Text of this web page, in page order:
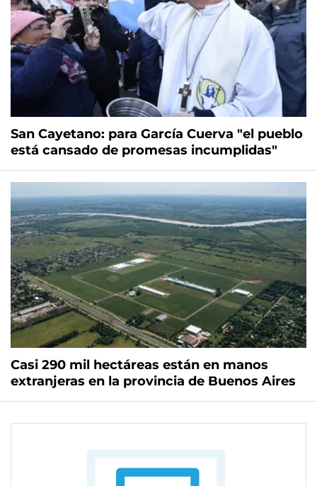
San Cayetano: para García Cuerva "el pueblo
está cansado de promesas incumplidas"
Casi 290 mil hectáreas están en manos
extranjeras en la provincia de Buenos Aires